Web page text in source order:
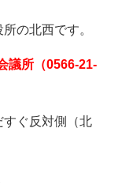
の北西です。
議所（0566-21-
ぐ反対側（北